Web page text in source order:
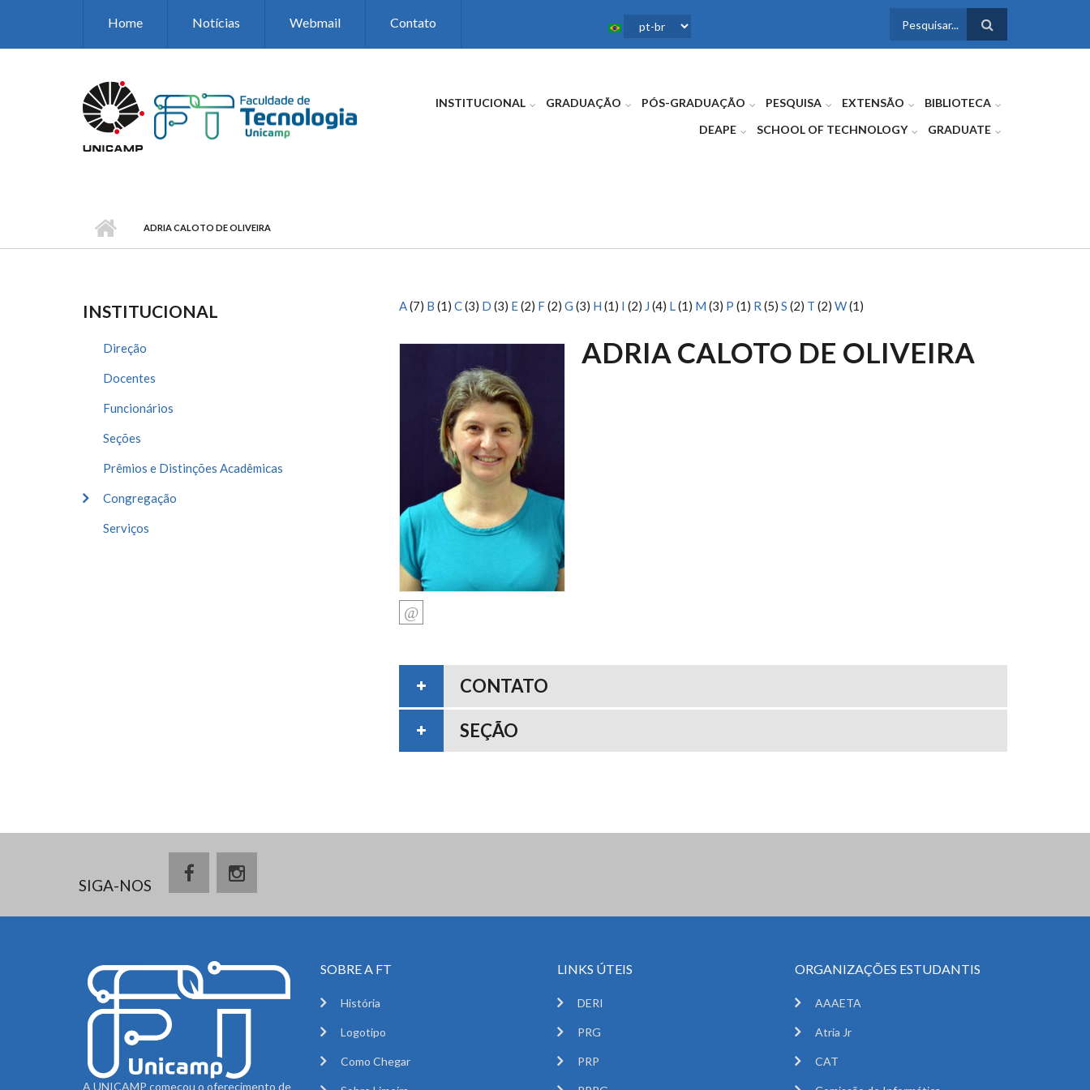
Home Notícias Webmail Contato
FORMULÁRIO
INSTITUCIONAL GRADUAÇÃO PÓS-GRADUAÇÃO PESQUISA EXTENSÃO
BIBLIOTECA
DEAPE
SCHOOL OF TECHNOLOGY GRADUATE
ADRIA CALOTO DE OLIVEIRA
INSTITUCIONAL
Direção
Docentes
Funcionários
Seções
Prêmios e Distinções Acadêmicas
Congregação
Serviços
A(7) B (1) C(3) D (3) E(2) F(2) G (3) H (1) I (2) J (4) L(1) M (3) P (1) R (5) S (2) T (2) W(1)
ADRIA CALOTO DE OLIVEIRA
CONTATO
SEÇÃO
SIGA-NOS
A UNICAMP começou o oferecimento de
SOBRE A FT
História
Logotipo
Como Chegar
LINKS ÚTEIS
DERI
PRG
PRP
ORGANIZAÇÕES ESTUDANTIS
AAAETA
Atria Jr
CAT